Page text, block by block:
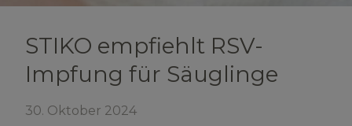
STIKO empfiehlt RSV-
Impfung für Säuglinge
30. Oktober 2024